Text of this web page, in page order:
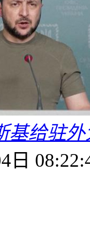
基给驻
日